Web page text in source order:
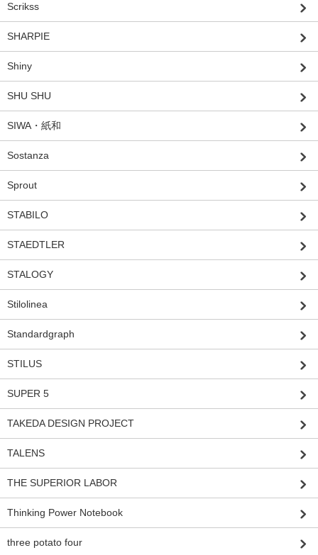
Scrikss
SHARPIE
Shiny
SHU SHU
SIWA・紙和
Sostanza
Sprout
STABILO
STAEDTLER
STALOGY
Stilolinea
Standardgraph
STILUS
SUPER 5
TAKEDA DESIGN PROJECT
TALENS
THE SUPERIOR LABOR
Thinking Power Notebook
three potato four